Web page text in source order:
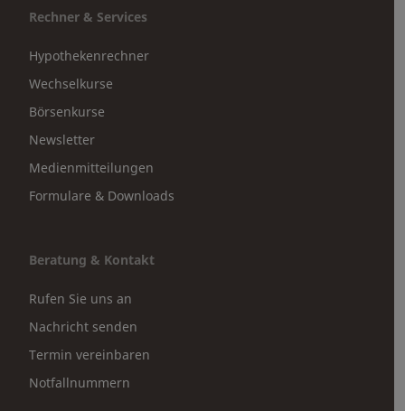
Rechner & Services
Hypothekenrechner
Wechselkurse
Börsenkurse
Newsletter
Medienmitteilungen
Formulare & Downloads
Beratung & Kontakt
Rufen Sie uns an
Nachricht senden
Termin vereinbaren
Notfallnummern